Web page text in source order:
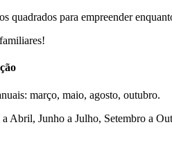
quadrados para empreender
março, maio, agosto, outubro.
Abril, Junho a Julho, Setembro a